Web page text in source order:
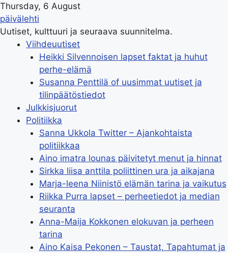
Thursday, 6 August
päivälehti
Uutiset, kulttuuri ja seuraava suunnitelma.
Viihdeuutiset
Heikki Silvennoisen lapset faktat ja huhut
perhe-elämä
Susanna Penttilä of uusimmat uutiset ja
tilinpäätöstiedot
Julkkisjuorut
Politiikka
Sanna Ukkola Twitter – Ajankohtaista
politiikkaa
Aino imatra lounas päivitetyt menut ja hinnat
Sirkka liisa anttila poliittinen ura ja aikajana
Marja-leena Niinistö elämän tarina ja vaikutus
Riikka Purra lapset – perheetiedot ja median
seuranta
Anna-Maija Kokkonen elokuvan ja perheen
tarina
Aino Kaisa Pekonen – Taustat, Tapahtumat ja